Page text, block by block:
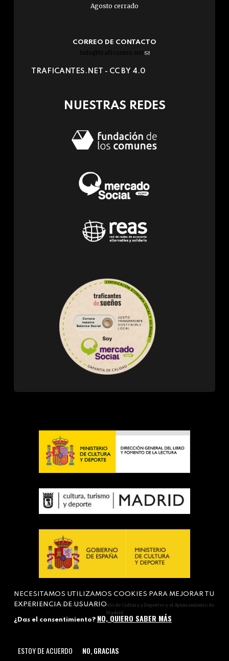
Agosto cerrado
CORREO DE CONTACTO
info@traficantes.net (link
e-
TRAFICANTES.NET - CC BY 4.0
NUESTRAS REDES
Actividad subvencionada por el Ministerio de Cultura y Deportes y el Ayuntamiento de
Madrid
NECESITAMOS UTILIZAMOS COOKIES PARA MEJORAR TU
EXPERIENCIA DE USUARIO
¿Das el consentimiento? NO, QUIERO SABER MÁS
ESTOY DE ACUERDO NO, GRACIAS